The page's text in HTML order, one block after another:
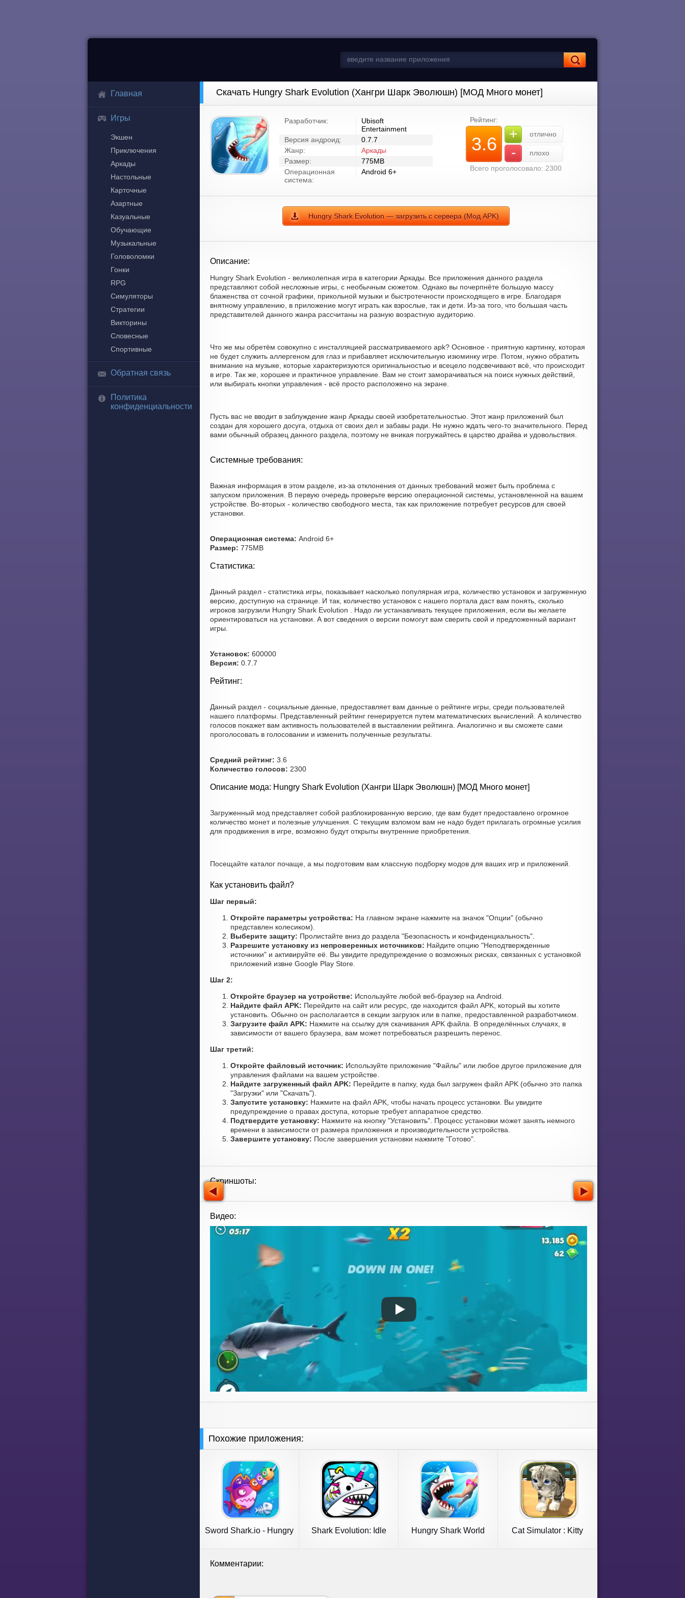
Главная
Игры
Экшен
Приключения
Аркады
Настольные
Карточные
Азартные
Казуальные
Обучающие
Музыкальные
Головоломки
Гонки
RPG
Симуляторы
Стратегии
Викторины
Словесные
Спортивные
Обратная связь
Политика
конфиденциальности
Скачать Hungry Shark Evolution (Хангри Шарк Эволюшн) [МОД Много монет]
Разработчик:
Ubisoft
Entertainment
Версия андроид:
0.7.7
Жанр:
Аркады
Размер:
775MB
Операционная
система:
Android 6+
Рейтинг:
3.6 + отлично
-
плохо
Всего проголосовало: 2300
Hungry Shark Evolution — загрузить с сервера (Мод APK)
Описание:
Hungry Shark Evolution - великолепная игра в категории Аркады. Все приложения данного раздела
представляют собой несложные игры, с необычным сюжетом. Однако вы почерпнёте большую массу
блаженства от сочной графики, прикольной музыки и быстротечности происходящего в игре. Благодаря
внятному управлению, в приложение могут играть как взрослые, так и дети. Из-за того, что большая часть
представителей данного жанра рассчитаны на разную возрастную аудиторию.
Что же мы обретём совокупно с инсталляцией рассматриваемого apk? Основное - приятную картинку, которая
не будет служить аллергеном для глаз и прибавляет исключительную изюминку игре. Потом, нужно обратить
внимание на музыке, которые характеризуются оригинальностью и всецело подсвечивают всё, что происходит
в игре. Так же, хорошее и практичное управление. Вам не стоит заморачиваться на поиск нужных действий,
или выбирать кнопки управления - всё просто расположено на экране.
Пусть вас не вводит в заблуждение жанр Аркады своей изобретательностью. Этот жанр приложений был
создан для хорошего досуга, отдыха от своих дел и забавы ради. Не нужно ждать чего-то значительного. Перед
вами обычный образец данного раздела, поэтому не вникая погружайтесь в царство драйва и удовольствия.
Системные требования:
Важная информация в этом разделе, из-за отклонения от данных требований может быть проблема с
запуском приложения. В первую очередь проверьте версию операционной системы, установленной на вашем
устройстве. Во-вторых - количество свободного места, так как приложение потребует ресурсов для своей
установки.
Операционная система: Android 6+
Размер: 775MB
Статистика:
Данный раздел - статистика игры, показывает насколько популярная игра, количество установок и загруженную
версию, доступную на странице. И так, количество установок с нашего портала даст вам понять, сколько
игроков загрузили Hungry Shark Evolution . Надо ли устанавливать текущее приложения, если вы желаете
ориентироваться на установки. А вот сведения о версии помогут вам сверить свой и предложенный вариант
игры.
Установок: 600000
Версия: 0.7.7
Рейтинг:
Данный раздел - социальные данные, предоставляет вам данные о рейтинге игры, среди пользователей
нашего платформы. Представленный рейтинг генерируется путем математических вычислений. А количество
голосов покажет вам активность пользователей в выставлении рейтинга. Аналогично и вы сможете сами
проголосовать в голосовании и изменить полученные результаты.
Средний рейтинг: 3.6
Количество голосов: 2300
Описание мода: Hungry Shark Evolution (Хангри Шарк Эволюшн) [МОД Много монет]
Загруженный мод представляет собой разблокированную версию, где вам будет предоставлено огромное
количество монет и полезные улучшения. С текущим взломом вам не надо будет прилагать огромные усилия
для продвижения в игре, возможно будут открыты внутренние приобретения.
Посещайте каталог почаще, а мы подготовим вам классную подборку модов для ваших игр и приложений.
Как установить файл?
Шаг первый:
Откройте параметры устройства: На главном экране нажмите на значок "Опции" (обычно
представлен колесиком).
Выберите защиту: Пролистайте вниз до раздела "Безопасность и конфиденциальность".
Разрешите установку из непроверенных источников: Найдите опцию "Неподтвержденные
источники" и активируйте её. Вы увидите предупреждение о возможных рисках, связанных с установкой
приложений извне Google Play Store.
Шаг 2:
Откройте браузер на устройстве: Используйте любой веб-браузер на Android.
Найдите файл APK: Перейдите на сайт или ресурс, где находится файл APK, который вы хотите
установить. Обычно он располагается в секции загрузок или в папке, предоставленной разработчиком.
Загрузите файл APK: Нажмите на ссылку для скачивания APK файла. В определённых случаях, в
зависимости от вашего браузера, вам может потребоваться разрешить перенос.
Шаг третий:
Откройте файловый источник: Используйте приложение "Файлы" или любое другое приложение для
управления файлами на вашем устройстве.
Найдите загруженный файл APK: Перейдите в папку, куда был загружен файл APK (обычно это папка
"Загрузки" или "Скачать").
Запустите установку: Нажмите на файл APK, чтобы начать процесс установки. Вы увидите
предупреждение о правах доступа, которые требует аппаратное средство.
Подтвердите установку: Нажмите на кнопку "Установить". Процесс установки может занять немного
времени в зависимости от размера приложения и производительности устройства.
Завершите установку: После завершения установки нажмите "Готово".
Скриншоты:
Видео:
Похожие приложения:
Sword Shark.io - Hungry
Shark Evolution: Idle
Hungry Shark World
Cat Simulator : Kitty
Комментарии: